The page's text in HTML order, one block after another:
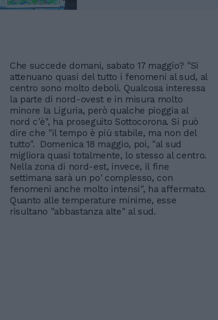
Che succede domani, sabato 17 maggio? "Si
attenuano quasi del tutto i fenomeni al sud, al
centro sono molto deboli. Qualcosa interessa
la parte di nord-ovest e in misura molto
minore la Liguria, però qualche pioggia al
nord c'è", ha proseguito Sottocorona. Si può
dire che "il tempo è più stabile, ma non del
tutto". Domenica 18 maggio, poi, "al sud
migliora quasi totalmente, lo stesso al centro.
Nella zona di nord-est, invece, il fine
settimana sarà un po' complesso, con
fenomeni anche molto intensi", ha affermato.
Quanto alle temperature minime, esse
risultano "abbastanza alte" al sud.